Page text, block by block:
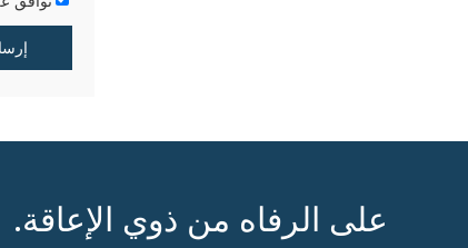
على الرفاه من ذوي الإعاقة.